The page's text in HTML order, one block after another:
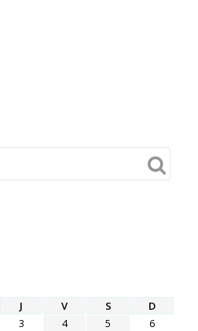
J V S
D
3 4 5
6